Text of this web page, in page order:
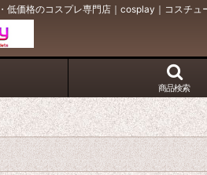
価格のコスプレ専門店｜cosplay｜コスチュ
商品検索